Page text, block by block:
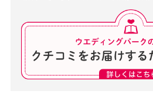
いつでもお待ちしております。
今後とも末永いお付き合いの程、
す。
おふたりとご両家様の末永いご多